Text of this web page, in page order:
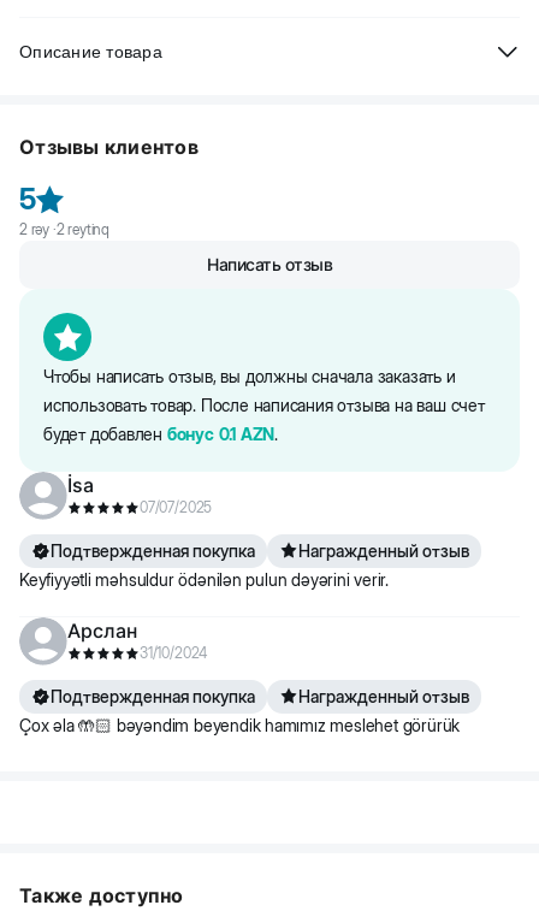
Описание товара
металлическими зубьями для защиты от повреждений кожи, с
Подходит для длинной и короткой шерсти. Очищает шерсти от
грязи. Чтобы предотвратить размножение бактерий, регулярно
Отзывы клиентов
5
2rəy ·2reytinq
Чтобы написать отзыв, вы должны сначала заказать и
использовать товар. После написания отзыва на ваш счет
будет добавлен бонус 0.1 AZN.
Написать отзыв
İsa
07/07/2025
Подтвержденная покупка
Награжденный отзыв
Keyfiyyətli məhsuldur ödənilən pulun dəyərini verir.
Арслан
31/10/2024
Подтвержденная покупка
Награжденный отзыв
Çox əla 🤲🏻 bəyəndim beyendik hamımız meslehet görürük
Также доступно